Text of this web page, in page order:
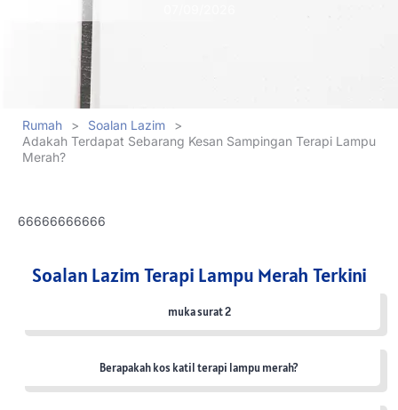
Rumah > Soalan Lazim
>
Adakah Terdapat Sebarang Kesan Sampingan Terapi Lampu
Merah?
66666666666
Soalan Lazim Terapi Lampu Merah Terkini
muka surat 2
Berapakah kos katil terapi lampu merah?